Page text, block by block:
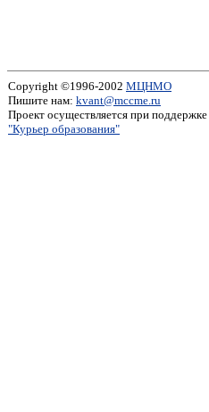
Copyright ©1996-2002 МЦНМО
Пишите нам: kvant@mccme.ru
Проект осуществляется при поддержке
"Курьер образования"